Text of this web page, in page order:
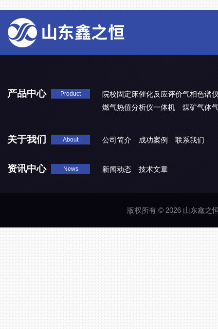
产品中心 Product
院校固定床催化反应评价气相色谱
燃气热值分析仪一体机
煤矿气体
关于我们 About 公司简介 成功案例 联系我们
资讯中心 News 新闻动态 技术文章
版权所有 © 2026 山东鑫之